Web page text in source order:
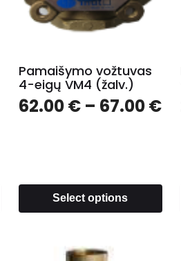
Pamaišymo vožtuvas
4-eigų VM4 (žalv.)
62.00€– 67.00€
Select options